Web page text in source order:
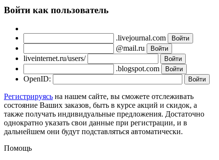
Войти как пользователь
.livejournal.com
@mail.ru
liveinternet.ru/users/
.blogspot.com
OpenID:
Регистрируясь на нашем сайте, вы сможете отслеживать
состояние Ваших заказов, быть в курсе акций и скидок, а
также получать индивидуальные предложения. Достаточно
однократно указать свои данные при регистрации, и в
дальнейшем они будут подставляться автоматически.
Помощь